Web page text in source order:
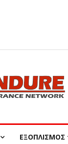
ΕΞΟΠΛΙΣΜΟΣ